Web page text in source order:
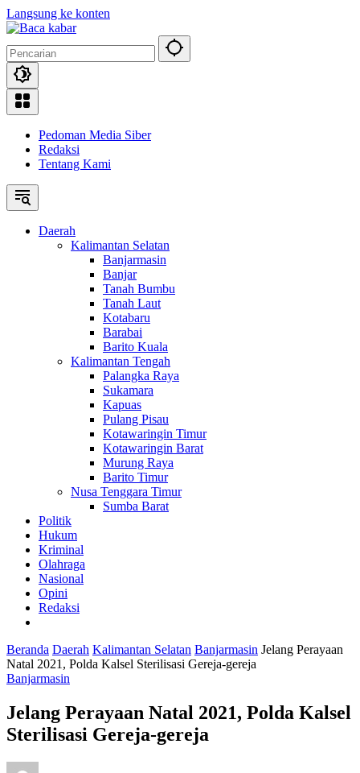
Langsung ke konten
Pedoman Media Siber
Redaksi
Tentang Kami
Daerah
Kalimantan Selatan
Banjarmasin
Banjar
Tanah Bumbu
Tanah Laut
Kotabaru
Barabai
Barito Kuala
Kalimantan Tengah
Palangka Raya
Sukamara
Kapuas
Pulang Pisau
Kotawaringin Timur
Kotawaringin Barat
Murung Raya
Barito Timur
Nusa Tenggara Timur
Sumba Barat
Politik
Hukum
Kriminal
Olahraga
Nasional
Opini
Redaksi
Beranda Daerah Kalimantan Selatan Banjarmasin Jelang Perayaan
Natal 2021, Polda Kalsel Sterilisasi Gereja-gereja
Banjarmasin
Jelang Perayaan Natal 2021, Polda Kalsel
Sterilisasi Gereja-gereja